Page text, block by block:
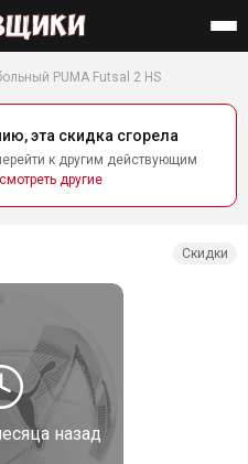
PUMA Futsal 2 HS
эта скидка сгорела
к другим действующим
другие
назад
Скидки